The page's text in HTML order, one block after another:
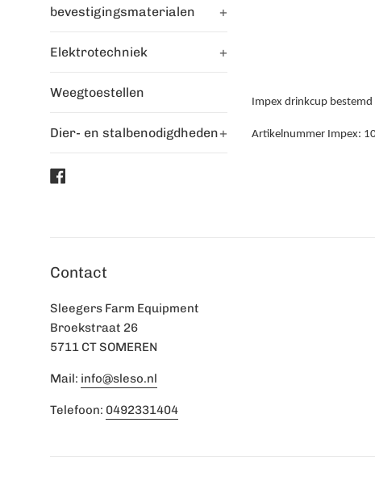
bevestigingsmaterialen
+
Elektrotechniek +
Weegtoestellen
Dier- en stalbenodigdheden+
Impex drinkcup
Artikelnummer Impex:
Contact
Sleegers Farm Equipment
Broekstraat 26
5711 CT SOMEREN
Mail: info@sleso.nl
Telefoon: 0492331404